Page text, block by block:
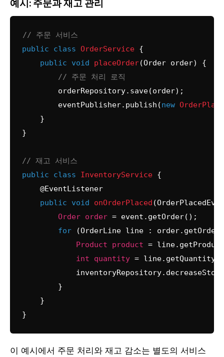
예시: 주문과 재고 관리
// 주문 서비스
public
class OrderService {
public
void placeOrder(Order order)
{
// 주문 처리 로직
        orderRepository.save(order);
        eventPublisher.publish(
new
    }
}
// 재고 서비스
public
class InventoryService {
@EventListener
public
void onOrderPlaced
Order order = event.getOrder();
for (OrderLine line :
Product
product =
int
quantity =
        }
    }
}
이 예시에서 주문 처리와 재고 감소는 별도의 서비스